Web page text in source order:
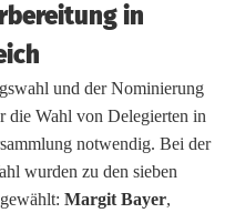
in
und der Nominierung
Wahl von Delegierten in
notwendig. Bei der
wurden zu den sieben
Margit Bayer,